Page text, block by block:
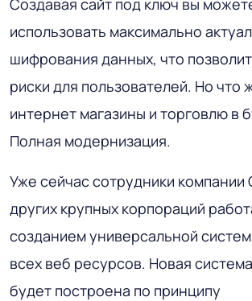
использовать максимально
шифрования данных, что
риски для пользователей. Но что
интернет магазины и торговлю в
Полная модернизация.
Уже сейчас сотрудники компании
других крупных корпораций
созданием универсальной
всех веб ресурсов. Новая
будет построена по принципу